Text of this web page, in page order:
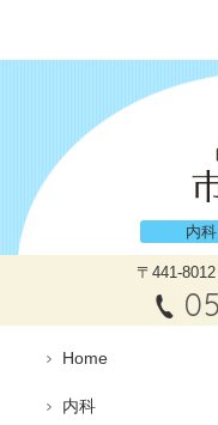
内科
〒441-8012
Home
内科